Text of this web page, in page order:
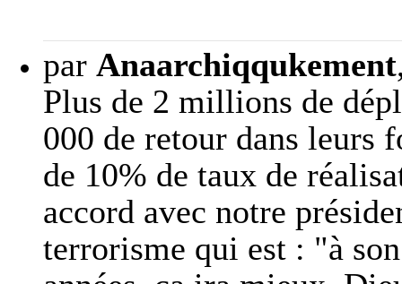
par Anaarchiqqukement
Plus de 2 millions de
000 de retour dans leurs
de 10% de taux de
accord avec notre
terrorisme qui est : "à